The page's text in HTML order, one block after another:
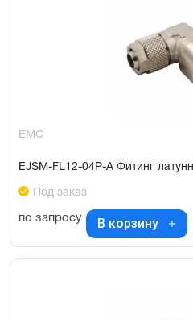
EMC
EJSM-FL12-04P-A Фитинг
Под заказ
по запросу В корзину